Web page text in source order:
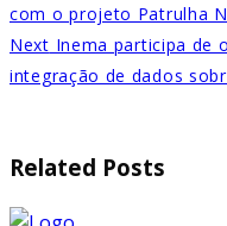
com o projeto Patrulha
Next Inema participa de
integração de dados
Related Posts